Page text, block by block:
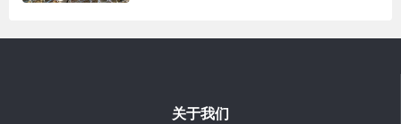
关于我们